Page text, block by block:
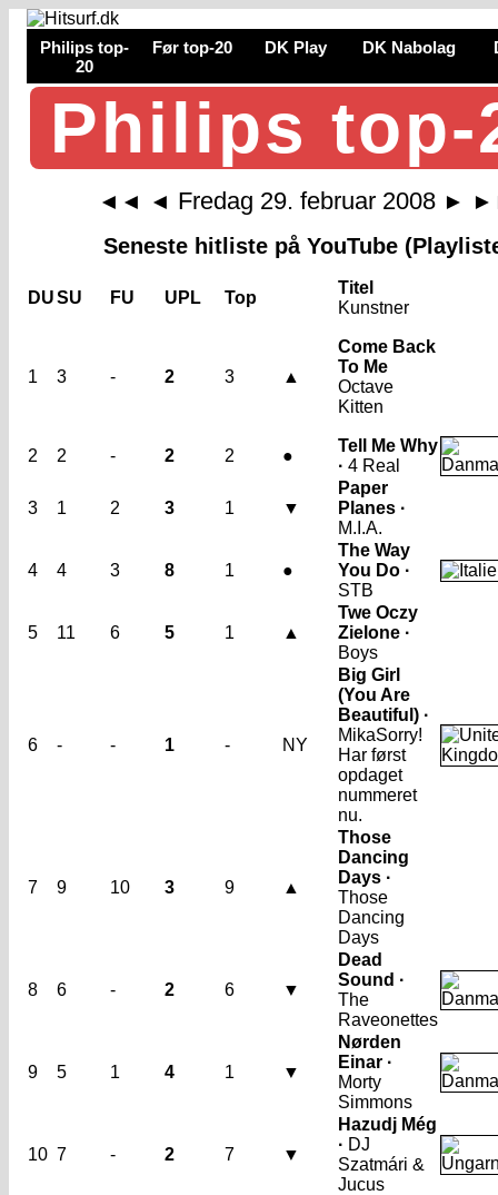
Philips top-
20
Før top-20 DK Play DK Nabolag
Philips top-
◄◄ ◄ Fredag 29. februar 2008 ►
Seneste hitliste på YouTube
DUSU FU UPL Top
Titel
Kunstner
1 3 - 2 3 ▲
Come Back
To Me
Octave
Kitten
2 2 - 2 2 ●
Tell Me Why
· 4 Real
3 1 2 3 1 ▼
Paper
Planes ·
M.I.A.
4 4 3 8 1 ●
The Way
You Do ·
STB
5 11 6 5 1 ▲
Twe Oczy
Zielone ·
Boys
6 - - 1 - NY
Big Girl
(You Are
Beautiful) ·
MikaSorry!
Har først
opdaget
nummeret
nu.
7 9 10 3 9 ▲
Those
Dancing
Days ·
Those
Dancing
Days
8 6 - 2 6 ▼
Dead
Sound ·
The
Raveonettes
9 5 1 4 1 ▼
Nørden
Einar ·
Morty
Simmons
10 7 - 2 7 ▼
Hazudj Még
· DJ
Szatmári &
Jucus